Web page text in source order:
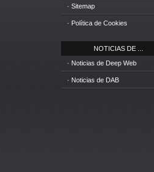
· Sitemap
· Política de Cookies
NOTICIAS DE ...
· Noticias de Deep Web
· Noticias de DAB